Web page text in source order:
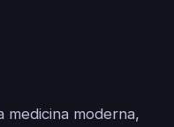
medicina moderna,